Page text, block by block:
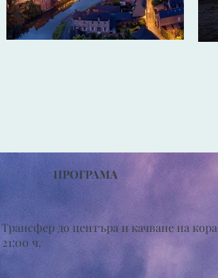
ПРОГРАМА
до центъра и качване на
ч.